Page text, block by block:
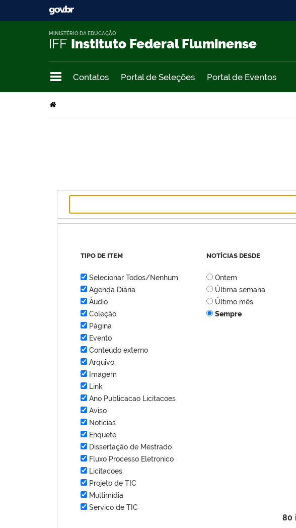
IFF Instituto Federal Fluminense
MINISTÉRIO DA EDUCAÇÃO
Contatos Portal de Seleções Portal de Eventos
80
TIPO DE ITEM
Selecionar Todos/Nenhum
Agenda Diária
Áudio
Coleção
Página
Evento
Conteúdo externo
Arquivo
Imagem
Link
Ano Publicacao Licitacoes
Aviso
Notícias
Enquete
Dissertação de Mestrado
Fluxo Processo Eletronico
Licitacoes
Projeto de TIC
Multimídia
Servico de TIC
NOTÍCIAS DESDE
Ontem
Última semana
Último mês
Sempre